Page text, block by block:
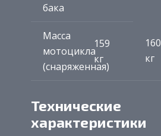
бака
Масса
мотоцикла
(снаряженная)
159
кг
160
кг
Технические
характеристики